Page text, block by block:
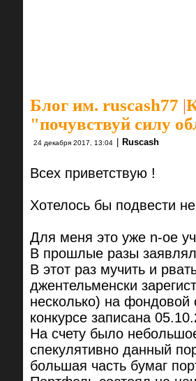
Блог им. ruscash77 |
"почувствуй силу
24 декабря 2017, 13:04 | Ruscash
Всех приветствую !
Хотелось бы подвести
Для меня это уже n-ое
В прошлые разы
В этот раз мучить и
джентельменски
несколько) на фондовой
конкурсе записана
На счету было
спекулятивно данный
большая часть бумаг